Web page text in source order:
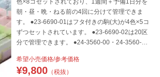
朝・昼・晩・ねる前の4回に分けて管理できま
す。 ●23-6690-01はフタ付きの駒(大)が4色×5コ
ずつセットされています。 ●23-6690-02は20区
分で管理できます。 ●24-3560-00・24-3560-01
トです。 ●24-3560-00は半面扉仕様で最大4
箱、24-3560-01は全面扉仕様で最大8箱の投薬
希望小売価格/参考価格
¥9,800（税抜）